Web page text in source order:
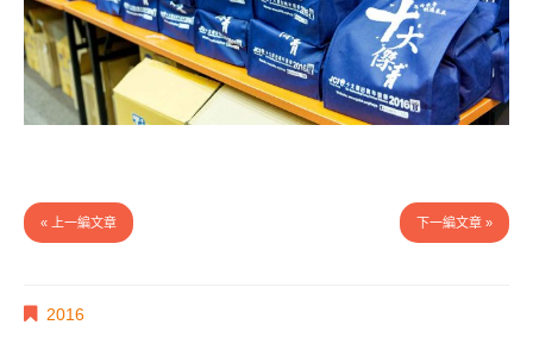
Next
« 上一編文章 下一編文章 »
2016